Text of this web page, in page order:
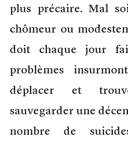
plus précaire. Mal
chômeur ou
doit chaque jour
problèmes
déplacer et
sauvegarder une
nombre de